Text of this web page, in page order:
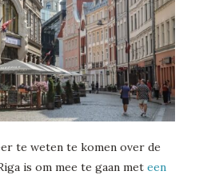
te weten te komen over de
is om mee te gaan met een